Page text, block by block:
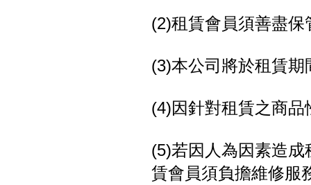
(2)租賃會員須善盡
(3)本公司將於租賃
(4)因針對租賃之商
(5)若因人為因素造
賃會員須負擔維修服